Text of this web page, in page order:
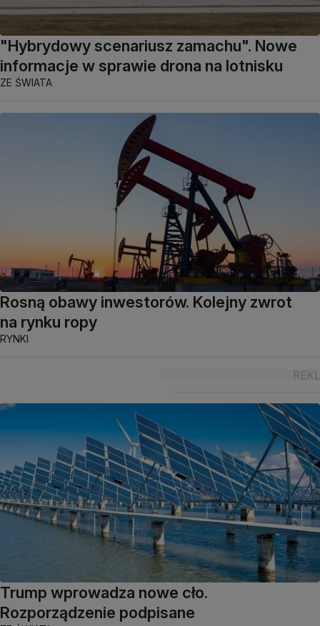
"Hybrydowy scenariusz zamachu". Nowe
informacje w sprawie drona na lotnisku
ZE ŚWIATA
Rosną obawy inwestorów. Kolejny zwrot
na rynku ropy
RYNKI
Trump wprowadza nowe cło.
Rozporządzenie podpisane